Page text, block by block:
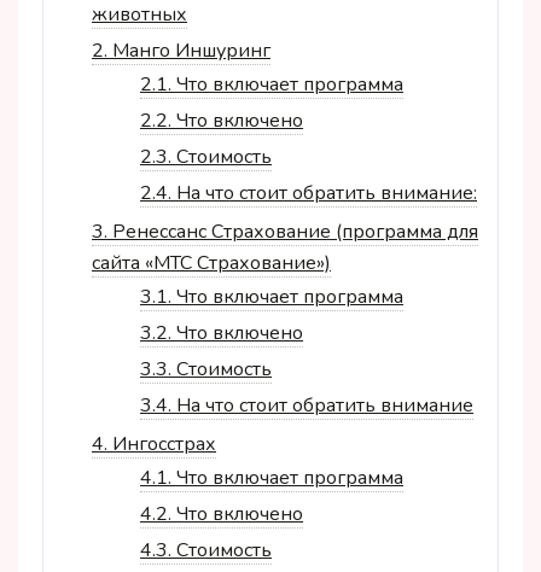
животных
2. Манго Иншуринг
2.1. Что включает программа
2.2. Что включено
2.3. Стоимость
2.4. На что стоит обратить внимание:
3. Ренессанс Страхование (программа для
сайта «МТС Страхование»)
3.1. Что включает программа
3.2. Что включено
3.3. Стоимость
3.4. На что стоит обратить внимание
4. Ингосстрах
4.1. Что включает программа
4.2. Что включено
4.3. Стоимость